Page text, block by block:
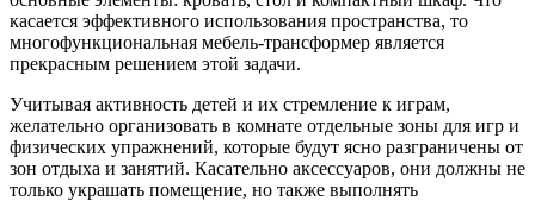
касается эффективного использования пространства, то
многофункциональная мебель-трансформер является
прекрасным решением этой задачи.
Учитывая активность детей и их стремление к играм,
желательно организовать в комнате отдельные зоны для игр и
физических упражнений, которые будут ясно разграничены от
зон отдыха и занятий. Касательно аксессуаров, они должны не
только украшать помещение, но также выполнять